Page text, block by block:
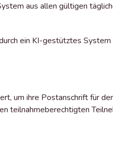
aus allen gültigen
ein KI-gestütztes System
um ihre Postanschrift für
teilnahmeberechtigten